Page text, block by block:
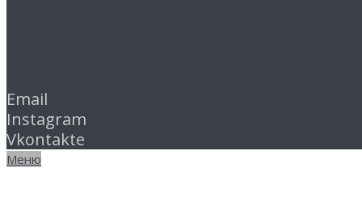
Email
Instagram
Vkontakte
Меню